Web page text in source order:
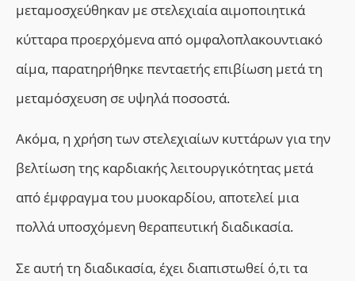
μεταμοσχεύθηκαν με στελεχιαία αιμοποιητικά
κύτταρα προερχόμενα από ομφαλοπλακουντιακό
αίμα, παρατηρήθηκε πενταετής επιβίωση μετά τη
μεταμόσχευση σε υψηλάποσοστά.
Ακόμα, η χρήση των στελεχιαίων κυττάρων για την
βελτίωση της καρδιακής λειτουργικότητας μετά
από έμφραγμα του μυοκαρδίου, αποτελεί μια
πολλά υποσχόμενη θεραπευτική διαδικασία.
Σε αυτή τη διαδικασία, έχει διαπιστωθεί ό,τιτα